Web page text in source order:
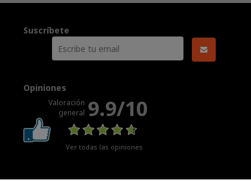
Suscríbete
Opiniones
Valoración
general 9.9/10
Ver todas las opiniones